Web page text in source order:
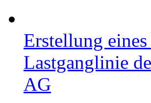
Erstellung
Lastganglinie
AG